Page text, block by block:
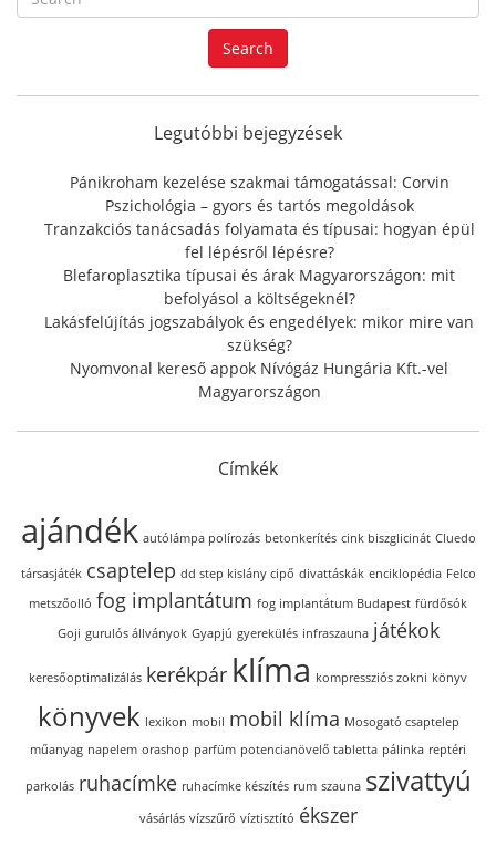
e
a
r
f
r
:
Search
Legutóbbi bejegyzések
Pánikroham kezelése szakmai támogatással: Corvin
Pszichológia – gyors és tartós megoldások
Tranzakciós tanácsadás folyamata és típusai: hogyan épül
fel lépésről lépésre?
Blefaroplasztika típusai és árak Magyarországon: mit
befolyásol a költségeknél?
Lakásfelújítás jogszabályok és engedélyek: mikor mire van
szükség?
Nyomvonal kereső appok Nívógáz Hungária Kft.-vel
Magyarországon
Címkék
ajándék autólámpa polírozás betonkerítés cink biszglicinát Cluedo
társasjáték csaptelep dd step kislány cipő divattáskák enciklopédia Felco
metszőolló fog implantátum fog implantátum Budapest fürdősók
Goji gurulós állványok Gyapjú gyerekülés infraszauna játékok
keresőoptimalizálás kerékpár klíma kompressziós zokni könyv
könyvek lexikon mobil mobil klíma Mosogató csaptelep
műanyag napelem orashop parfüm potencianövelő tabletta pálinka reptéri
parkolás ruhacímke ruhacímke készítés rum szauna szivattyú
vásárlás vízszűrő víztisztító ékszer